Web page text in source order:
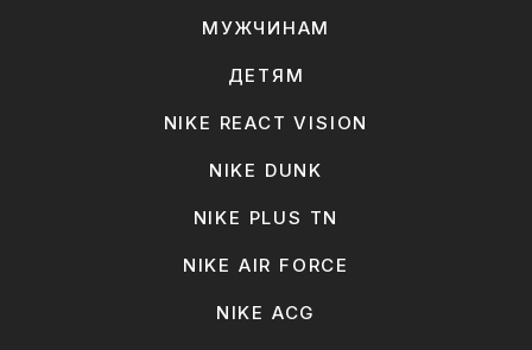
МУЖЧИНАМ
ДЕТЯМ
NIKE REACT VISION
NIKE DUNK
NIKE PLUS TN
NIKE AIR FORCE
NIKE ACG